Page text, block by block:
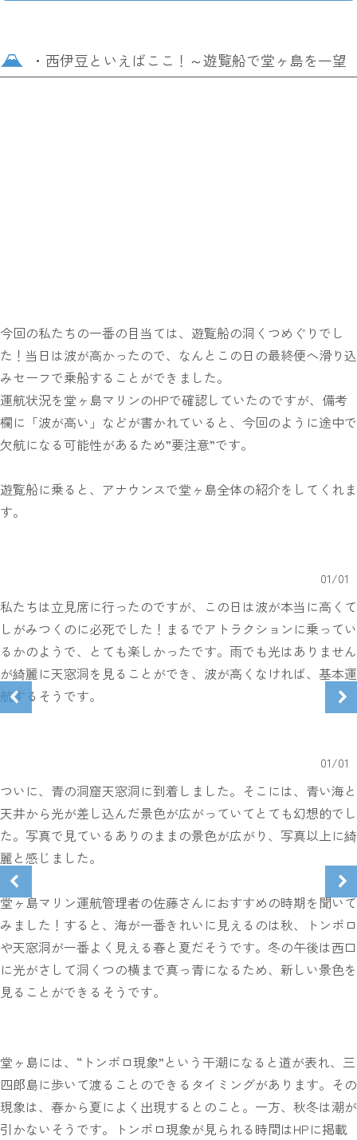
・西伊豆といえばここ！～遊覧船で堂ヶ島を一望
今回の私たちの一番の目当ては、遊覧船の洞くつめぐりでし
た！当日は波が高かったので、なんとこの日の最終便へ滑り込
みセーフで乗船することができました。
運航状況を堂ヶ島マリンのHPで確認していたのですが、備考
欄に「波が高い」などが書かれていると、今回のように途中で
欠航になる可能性があるため”要注意”です。
遊覧船に乗ると、アナウンスで堂ヶ島全体の紹介をしてくれま
す。
01/01
私たちは立見席に行ったのですが、この日は波が本当に高くて
しがみつくのに必死でした！まるでアトラクションに乗ってい
るかのようで、とても楽しかったです。雨でも光はありません
が綺麗に天窓洞を見ることができ、波が高くなければ、基本運
航するそうです。
01/01
ついに、青の洞窟天窓洞に到着しました。そこには、青い海と
天井から光が差し込んだ景色が広がっていてとても幻想的でし
た。写真で見ているありのままの景色が広がり、写真以上に綺
麗と感じました。
堂ヶ島マリン運航管理者の佐藤さんにおすすめの時期を聞いて
みました！すると、海が一番きれいに見えるのは秋、トンボロ
や天窓洞が一番よく見える春と夏だそうです。冬の午後は西口
に光がさして洞くつの横まで真っ青になるため、新しい景色を
見ることができるそうです。
堂ヶ島には、“トンボロ現象”という干潮になると道が表れ、三
四郎島に歩いて渡ることのできるタイミングがあります。その
現象は、春から夏によく出現するとのこと。一方、秋冬は潮が
引かないそうです。トンボロ現象が見られる時間はHPに掲載